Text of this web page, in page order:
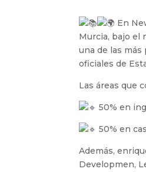
En
Murcia, bajo el
una de las
oficiales de
Las áreas que
50% en
50% en
Además,
Developmen,